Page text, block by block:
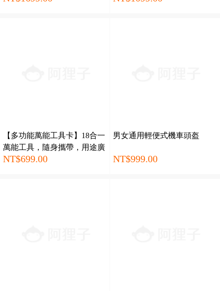
【多功能萬能工具卡】18合一
萬能工具，隨身攜帶，用途廣
泛
NT$699.00
男女通用輕便式機車頭盔
NT$999.00